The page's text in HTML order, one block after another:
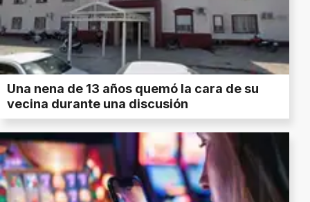
Una nena de 13 años quemó la cara de su
vecina durante una discusión